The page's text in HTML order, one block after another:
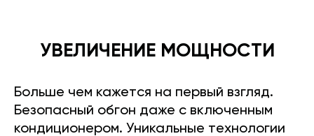
УВЕЛИЧЕНИЕ МОЩНОСТИ
Больше чем кажется на первый взгляд.
Безопасный обгон даже с включенным
кондиционером. Уникальные технологии